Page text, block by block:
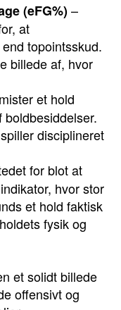
(eFG%)–
at
topointsskud.
billede af, hvor
et hold
disciplineret
for blot at
hvor stor
et hold faktisk
fysik og
et solidt billede
offensivt og